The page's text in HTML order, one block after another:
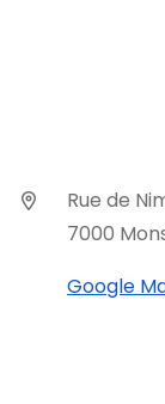
Rue de
7000
Google